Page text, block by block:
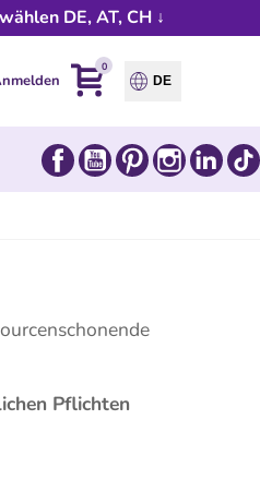
DE, AT, CH ↓
0
DE
FacebookYouTubePinterestInstagram
Pflichten